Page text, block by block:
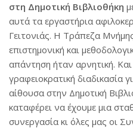
στη Δημοτική Βιβλιοθήκη
αυτά τα εργαστήρια
Γειτονιάς. Η Τράπεζα
επιστημονική και
απάντηση ήταν αρνητική.
γραφειοκρατική διαδικασία
αίθουσα στην Δημοτική
καταφέρει να έχουμε μια
συνεργασία κι όλες μας οι